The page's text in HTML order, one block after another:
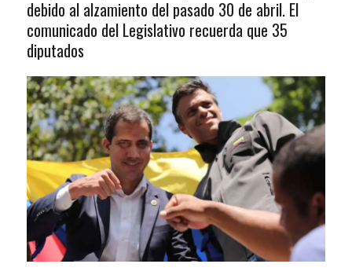
debido al alzamiento del pasado 30 de abril. El
comunicado del Legislativo recuerda que 35
diputados